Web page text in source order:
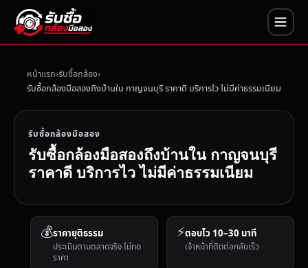
หน้าแรก รับซื้อกล้อง
รับซื้อกล้องมือสองถึงบ้านใน กาญจนบุรี ราคาดี บริการไว ไม่มีค่าธรรมเนียม
รับซื้อกล้องมือสอง
รับซื้อกล้องมือสองถึงบ้านใน กาญจนบุรี
ราคาดี บริการไว ไม่มีค่าธรรมเนียม
💰ราคายุติธรรม
ประเมินตามตลาดจริง ไม่กด
ราคา
⚡ตอบไว 10–30 นาที
เจ้าหน้าที่ติดต่อกลับเร็ว